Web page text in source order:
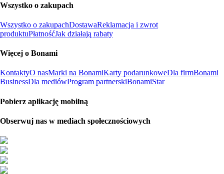
Wszystko o zakupach
Wszystko o zakupachDostawaReklamacja i zwrot
produktuPłatnośćJak działają rabaty
Więcej o Bonami
KontaktyO nasMarki na BonamiKarty podarunkoweDla firmBonami
BusinessDla mediówProgram partnerskiBonamiStar
Pobierz aplikację mobilną
Obserwuj nas w mediach społecznościowych